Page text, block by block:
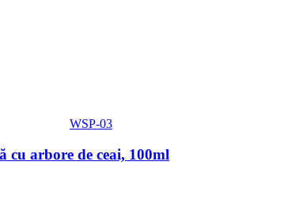
WSP-03
cu arbore de ceai, 100ml